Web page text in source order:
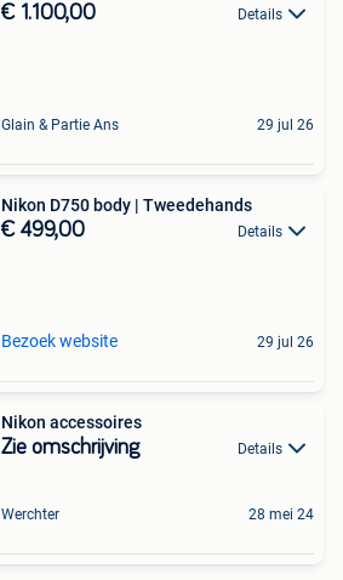
€ 1.100,00 Details
Glain & Partie Ans 29 jul 26
Nikon D750 body | Tweedehands
€ 499,00 Details
Bezoek website 29 jul 26
Nikon accessoires
Zie omschrijving Details
Werchter 28 mei 24